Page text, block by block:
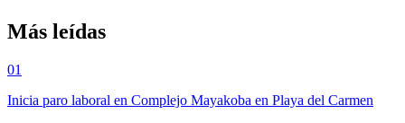
Más leídas
01
Inicia paro laboral en Complejo Mayakoba en Playa del Carmen